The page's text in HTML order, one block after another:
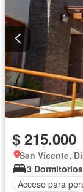
$ 215.000
San Vicente,
3 Dormitorios
Acceso para